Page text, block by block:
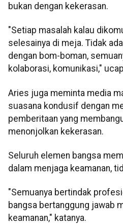
bukan dengan kekerasan.
"Setiap masalah kalau
selesainya di meja. Tidak
dengan bom-boman,
kolaborasi, komunikasi,"
Aries juga meminta media
suasana kondusif dengan
pemberitaan yang
menonjolkan kekerasan.
Seluruh elemen bangsa
dalam menjaga keamanan,
"Semuanya bertindak
bangsa bertanggung jawab
keamanan," katanya.